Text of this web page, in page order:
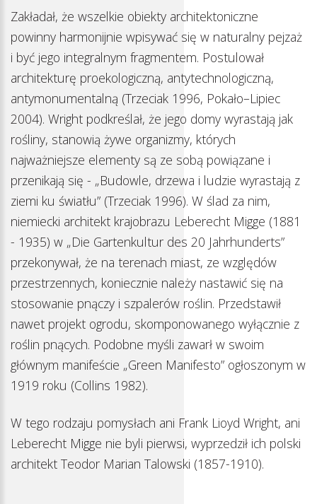
Zakładał, że wszelkie obiekty architektoniczne
powinny harmonijnie wpisywać się w naturalny pejzaż
i być jego integralnym fragmentem. Postulował
architekturę proekologiczną, antytechnologiczną,
antymonumentalną (Trzeciak 1996, Pokało–Lipiec
2004). Wright podkreślał, że jego domy wyrastają jak
rośliny, stanowią żywe organizmy, których
najważniejsze elementy są ze sobą powiązane i
przenikają się - „Budowle, drzewa i ludzie wyrastają z
ziemi ku światłu” (Trzeciak 1996). W ślad za nim,
niemiecki architekt krajobrazu Leberecht Migge (1881
- 1935) w „Die Gartenkultur des 20 Jahrhunderts”
przekonywał, że na terenach miast, ze względów
przestrzennych, koniecznie należy nastawić się na
stosowanie pnączy i szpalerów roślin. Przedstawił
nawet projekt ogrodu, skomponowanego wyłącznie z
roślin pnących. Podobne myśli zawarł w swoim
głównym manifeście „Green Manifesto” ogłoszonym w
1919 roku (Collins 1982).
W tego rodzaju pomysłach ani Frank Lioyd Wright, ani
Leberecht Migge nie byli pierwsi, wyprzedził ich polski
architekt Teodor Marian Talowski (1857-1910).